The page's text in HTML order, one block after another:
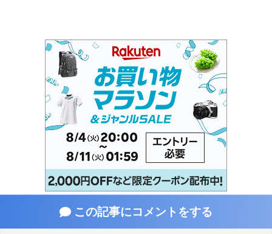
この記事にコメントをする